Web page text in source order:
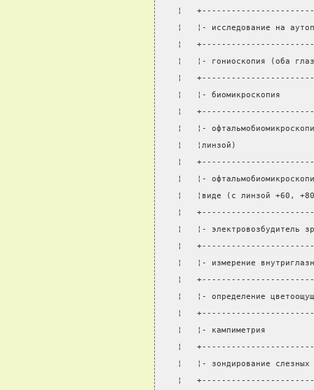
¦
¦   ¦- исследование на
¦
¦   ¦- гониоскопия (оба
¦
¦   ¦- биомикроскопия
¦
¦   ¦-
¦   ¦линзой)
¦
¦   ¦-
¦   ¦виде (с линзой
¦
¦   ¦- электровозбудитель
¦
¦   ¦- измерение
¦
¦   ¦- определение
¦
¦   ¦- кампиметрия
¦
¦   ¦- зондирование
¦